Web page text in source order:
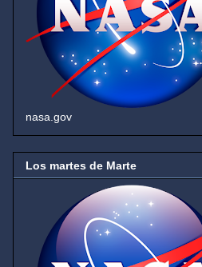
nasa.gov
Los martes de Marte